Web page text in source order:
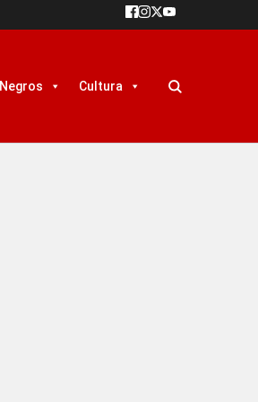
Negros Cultura